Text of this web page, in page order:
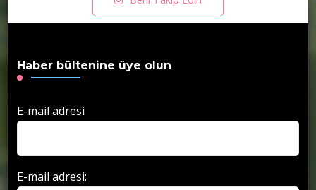
Haber bültenine üye olun
E-mail adresi
E-mail adresi: